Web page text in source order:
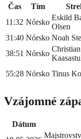
Čas Tím
11:32 Nórsko
Eskild
Olsen
31:40 Nórsko Noah
38:51 Nórsko
Christian
55:28 Nórsko Tinus
Vzájomné
Dátum